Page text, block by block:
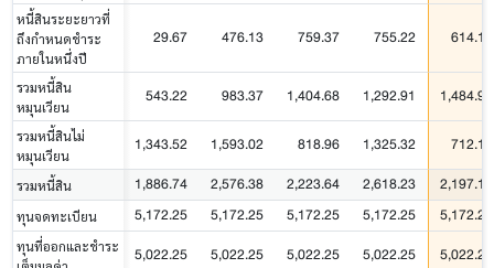
หนี้สินระยะยาวที่
ถึงกำหนดชำระ
ภายในหนึ่งปี
29.67 476.13 759.37 755.22 614.18
รวมหนี้สิน
หมุนเวียน
543.22 983.37 1,404.68 1,292.91 1,484.95
รวมหนี้สินไม่
หมุนเวียน
1,343.52 1,593.02 818.96 1,325.32 712.16
รวมหนี้สิน 1,886.74 2,576.38 2,223.64 2,618.23 2,197.11
ทุนจดทะเบียน 5,172.25 5,172.25 5,172.25 5,172.25 5,172.25
ทุนที่ออกและชำระ
5,022.25 5,022.25 5,022.25 5,022.25 5,022.25